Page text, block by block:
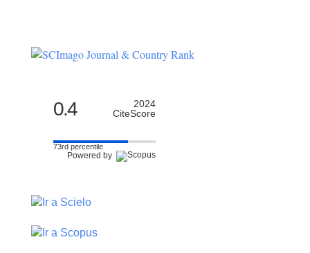
0.4
2024
CiteScore
73rd percentile
Powered by